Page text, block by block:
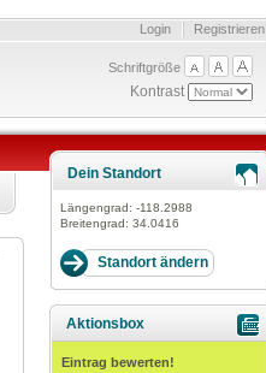
Registrieren
Login
Schriftgröße
Kontrast
Dein Standort
Längengrad: -118.2988
Breitengrad: 34.0416
Aktionsbox
Eintrag bewerten!